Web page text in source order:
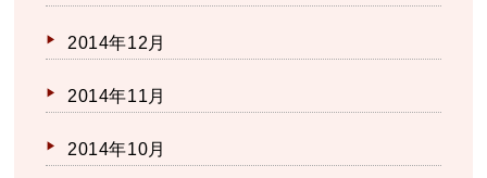
2014年12月
2014年11月
2014年10月